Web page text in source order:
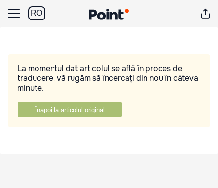
RO
La momentul dat articolul se află în proces de
traducere, vă rugăm să încercați din nou în câteva
minute.
Înapoi la articolul original